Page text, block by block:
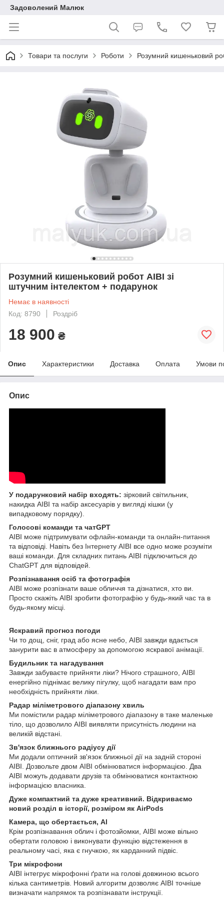
Задоволений Малюк
Товари та послуги Роботи Розумний кишеньковий
Розумний кишеньковий робот AIBI зі
штучним інтелектом + подарунок
Немає в наявності
Код: 8790
Роздріб
18 900 ₴
Опис Характеристики Доставка Оплата Умови
Опис
У подарунковий набір входять: зірковий світильник,
накидка AIBI та набір аксесуарів у вигляді кішки (у
випадковому порядку).
Голосові команди та чатGPT
AIBI може підтримувати офлайн-команди та онлайн-питання
та відповіді. Навіть без Інтернету AIBI все одно може розуміти
ваші команди. Для складних питань AIBI підключиться до
ChatGPT для відповідей.
Розпізнавання осіб та фотографія
AIBI може розпізнати ваше обличчя та дізнатися, хто ви.
Просто скажіть AIBI зробити фотографію у будь-який час та в
будь-якому місці.
Яскравий прогноз погоди
Чи то дощ, сніг, град або ясне небо, AIBI завжди вдається
занурити вас в атмосферу за допомогою яскравої анімації.
Будильник та нагадування
Завжди забуваєте прийняти ліки? Нічого страшного, AIBI
енергійно піднімає велику пігулку, щоб нагадати вам про
необхідність прийняти ліки.
Радар міліметрового діапазону хвиль
Ми помістили радар міліметрового діапазону в таке маленьке
тіло, що дозволило AIBI виявляти присутність людини на
великій відстані.
Зв'язок ближнього радіусу дії
Ми додали оптичний зв'язок ближньої дії на задній стороні
AIBI. Дозвольте двом AIBI обмінюватися інформацією. Два
AIBI можуть додавати друзів та обмінюватися контактною
інформацією власника.
Дуже компактний та дуже креативний. Відкриваємо
новий розділ в історії, розміром як AirPods
Камера, що обертається, Al
Крім розпізнавання облич і фотозйомки, AIBI може вільно
обертати головою і виконувати функцію відстеження в
реальному часі, яка є гнучкою, як карданний підвіс.
Три мікрофони
AIBI інтегрує мікрофонні ґрати на голові довжиною всього
кілька сантиметрів. Новий алгоритм дозволяє AIBI точніше
визначати напрямок та розпізнавати інструкції.